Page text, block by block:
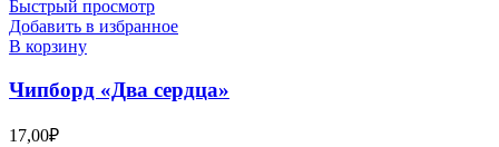
Быстрый просмотр
Добавить в избранное
В корзину
Чипборд «Два сердца»
17,00₽